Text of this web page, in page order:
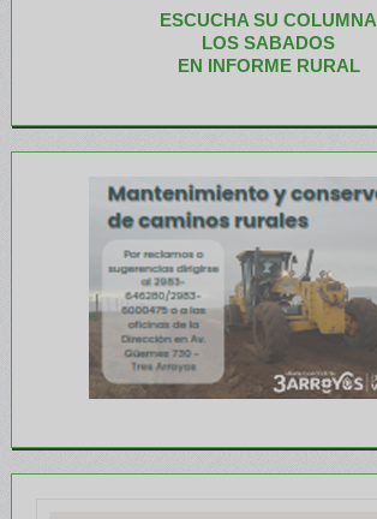
ESCUCHA SU COLUMNA
LOS SABADOS
EN INFORME RURAL